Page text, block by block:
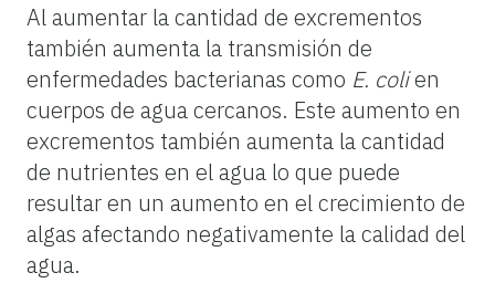
Al aumentar la cantidad de excrementos
también aumenta la transmisión de
enfermedades bacterianas como E. colien
cuerpos de agua cercanos. Este aumento en
excrementos también aumenta la cantidad
de nutrientes en el agua lo que puede
resultar en un aumento en el crecimiento de
algas afectando negativamente la calidad del
agua.